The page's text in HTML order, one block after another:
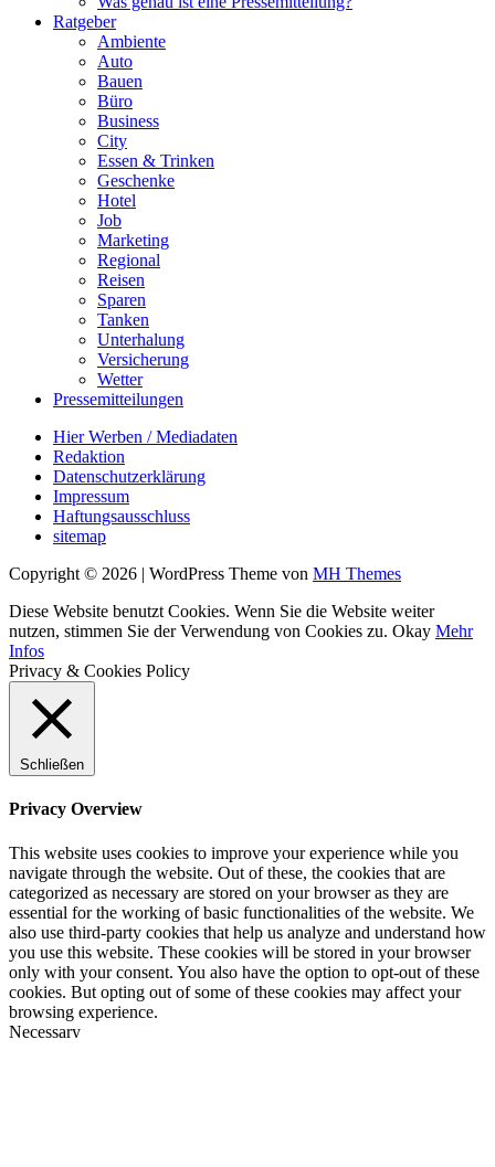
Ratgeber
Ambiente
Auto
Bauen
Büro
Business
City
Essen & Trinken
Geschenke
Hotel
Job
Marketing
Regional
Reisen
Sparen
Tanken
Unterhalung
Versicherung
Wetter
Pressemitteilungen
Hier Werben / Mediadaten
Redaktion
Datenschutzerklärung
Impressum
Haftungsausschluss
sitemap
Copyright © 2026 | WordPress Theme von MH Themes
Diese Website benutzt Cookies. Wenn Sie die Website weiter
nutzen, stimmen Sie der Verwendung von Cookies zu. Okay Mehr
Infos
Privacy & Cookies Policy
Schließen
Privacy Overview
This website uses cookies to improve your experience while you
navigate through the website. Out of these, the cookies that are
categorized as necessary are stored on your browser as they are
essential for the working of basic functionalities of the website. We
also use third-party cookies that help us analyze and understand how
you use this website. These cookies will be stored in your browser
only with your consent. You also have the option to opt-out of these
cookies. But opting out of some of these cookies may affect your
browsing experience.
Necessary